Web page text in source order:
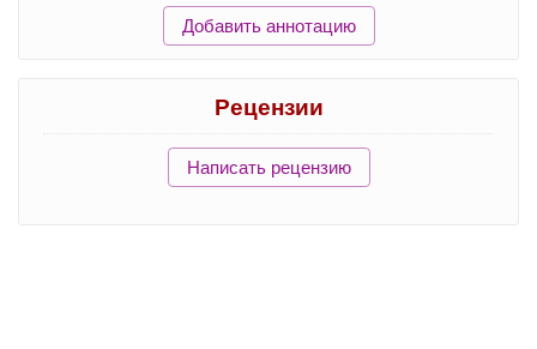
Добавить аннотацию
Рецензии
Написать рецензию